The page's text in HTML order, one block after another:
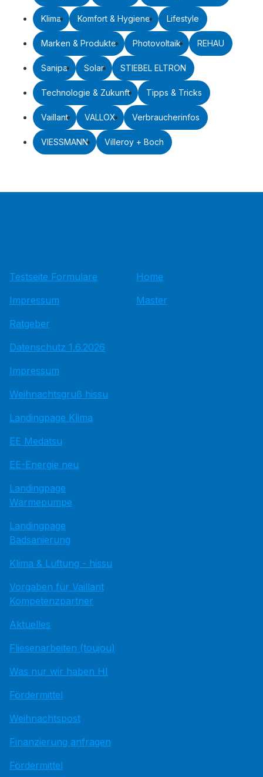
Klima Komfort & Hygiene Lifestyle
Marken & Produkte Photovoltaik REHAU
Sanipa Solar STIEBEL ELTRON
Technologie & Zukunft Tipps & Tricks
Vaillant VALLOX Verbraucherinfos
VIESSMANN Villeroy + Boch
Testseite Formulare
Impressum
Ratgeber
Datenschutz 1.6.2026
Impressum
Weihnachtsgruß hissu
Landingpage Klima
EE Medatsu
EE-Energie neu
Landingpage
Wärmepumpe
Landingpage
Badsanierung
Klima & Lüftung - hissu
Vorgaben für Vaillant
Kompetenzpartner
Aktuelles
Fliesenarbeiten (toujou)
Was nur wir haben HI
Fördermittel
Weihnachtspost
Finanzierung anfragen
Fördermittel
Home
Master